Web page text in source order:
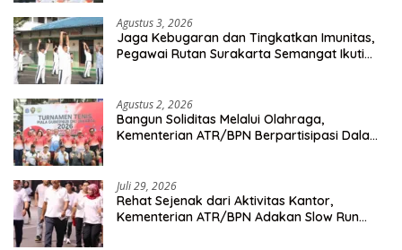
Agustus 3, 2026
Jaga Kebugaran dan Tingkatkan Imunitas,
Pegawai Rutan Surakarta Semangat Ikuti
Agustus 2, 2026
Bangun Soliditas Melalui Olahraga,
Kementerian ATR/BPN Berpartisipasi Dalam
Juli 29, 2026
Rehat Sejenak dari Aktivitas Kantor,
Kementerian ATR/BPN Adakan Slow Run